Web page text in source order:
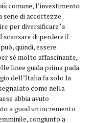
comune, l’investimento
di accortezze
per diversificare ‘s
di perdere il
quindi, essere
sé molto affascinante,
linee guida prima pada
dell’Italia fa solo la
come nella
abbia avuto
a good un incremento
congiunto a